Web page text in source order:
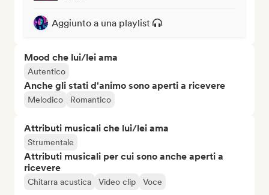
Aggiunto a una playlist
Mood che lui/lei ama
Autentico
Anche gli stati d'animo sono aperti a ricevere
Melodico Romantico
Attributi musicali che lui/lei ama
Strumentale
Attributi musicali per cui sono anche aperti a
ricevere
Chitarra acustica Video clip Voce